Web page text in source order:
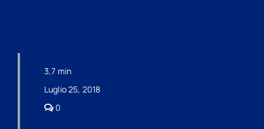
3,7 min
Luglio 25, 2018
0